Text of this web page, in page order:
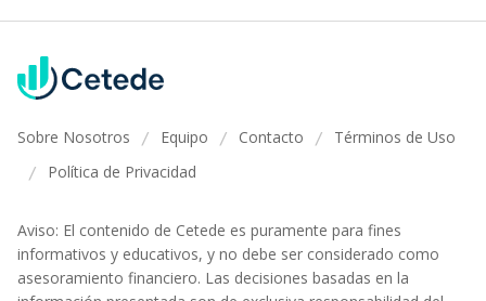
Sobre Nosotros / Equipo / Contacto / Términos de Uso
/ Política de Privacidad
Aviso: El contenido de Cetede es puramente para fines
informativos y educativos, y no debe ser considerado como
asesoramiento financiero. Las decisiones basadas en la